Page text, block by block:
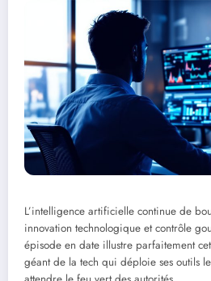
L’intelligence artificielle continue de
innovation technologique et contrôle
épisode en date illustre parfaitement
géant de la tech qui déploie ses outils